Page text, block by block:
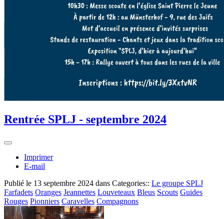
Rentrée SPLJ - septembre 2024
Imprimer
E-mail
Publié le 13 septembre 2024 dans Categories:: Le groupe SPLJ
Farfadets Oranges Jeannettes Louveteaux Bleus Scouts Guides
Rouges Pionniers Caravelles Compagnons